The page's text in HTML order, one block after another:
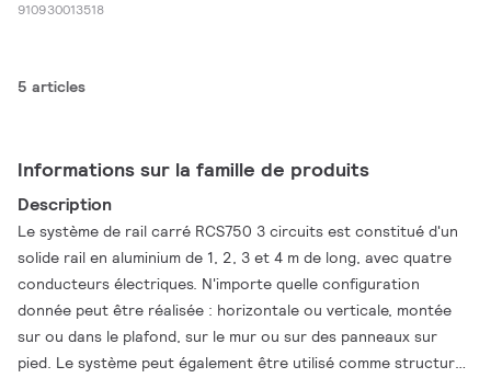
910930013518
5 articles
Informations sur la famille de produits
Description
Le système de rail carré RCS750 3 circuits est constitué d'un
solide rail en aluminium de 1, 2, 3 et 4 m de long, avec quatre
conducteurs électriques. N'importe quelle configuration
donnée peut être réalisée : horizontale ou verticale, montée
sur ou dans le plafond, sur le mur ou sur des panneaux sur
pied. Le système peut également être utilisé comme structure